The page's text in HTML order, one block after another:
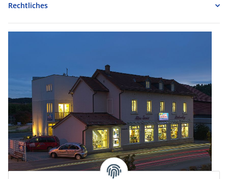
Rechtliches